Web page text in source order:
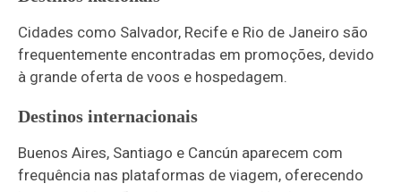
Cidades como Salvador, Recife e Rio de Janeiro são
frequentemente encontradas em promoções, devido
à grande oferta de voos e hospedagem.
Destinos internacionais
Buenos Aires, Santiago e Cancún aparecem com
frequência nas plataformas de viagem, oferecendo